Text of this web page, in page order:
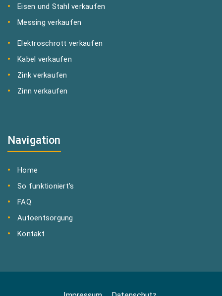
Eisen und Stahl verkaufen
Messing verkaufen
Elektroschrott verkaufen
Kabel verkaufen
Zink verkaufen
Zinn verkaufen
Navigation
Home
So funktioniert's
FAQ
Autoentsorgung
Kontakt